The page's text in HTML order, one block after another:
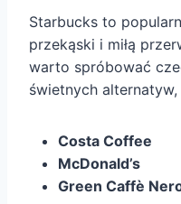
Starbucks to
przekąski i miłą
warto spróbować
świetnych
Costa Coffee
McDonald’s
Green Caffè